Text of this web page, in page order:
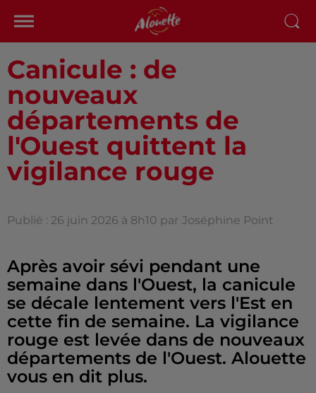
Canicule : de
nouveaux
départements de
l'Ouest quittent la
vigilance rouge
Publié : 26 juin 2026 à 8h10 par Joséphine Point
Après avoir sévi pendant une
semaine dans l'Ouest, la canicule
se décale lentement vers l'Est en
cette fin de semaine. La vigilance
rouge est levée dans de nouveaux
départements de l'Ouest. Alouette
vous en dit plus.